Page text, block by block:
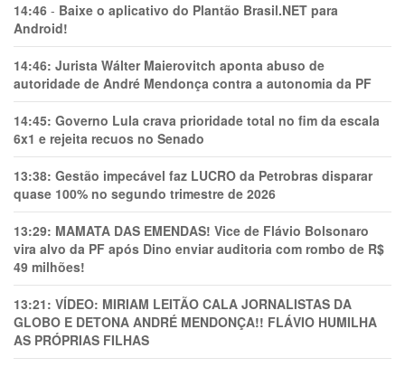
14:46 - Baixe o aplicativo do Plantão Brasil.NET para
Android!
14:46: Jurista Wálter Maierovitch aponta abuso de
autoridade de André Mendonça contra a autonomia da PF
14:45: Governo Lula crava prioridade total no fim da escala
6x1 e rejeita recuos no Senado
13:38: Gestão impecável faz LUCRO da Petrobras disparar
quase 100% no segundo trimestre de 2026
13:29: MAMATA DAS EMENDAS! Vice de Flávio Bolsonaro
vira alvo da PF após Dino enviar auditoria com rombo de R$
49 milhões!
13:21: VÍDEO: MIRIAM LEITÃO CALA JORNALISTAS DA
GLOBO E DETONA ANDRÉ MENDONÇA!! FLÁVIO HUMILHA
AS PRÓPRIAS FILHAS